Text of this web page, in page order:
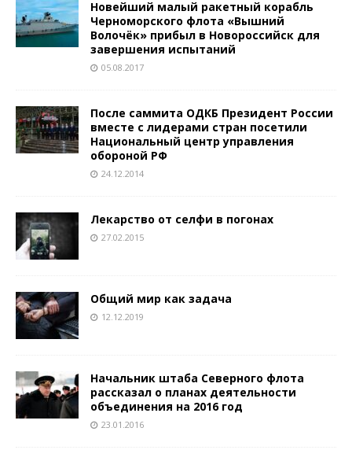
Новейший малый ракетный корабль
Черноморского флота «Вышний
Волочёк» прибыл в Новороссийск для
завершения испытаний
05.08.2017
После саммита ОДКБ Президент России
вместе с лидерами стран посетили
Национальный центр управления
обороной РФ
24.12.2014
Лекарство от селфи в погонах
27.02.2015
Общий мир как задача
12.12.2019
Начальник штаба Северного флота
рассказал о планах деятельности
объединения на 2016 год
23.01.2016